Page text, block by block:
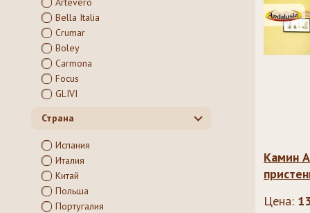
Камин
Цена:
Bella Italia
Crumar
Boley
Carmona
Focus
GLIVI
Страна
Испания
Италия
Китай
Польша
Португалия